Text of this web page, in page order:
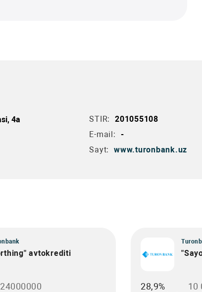
4a
STIR:
201055108
E-mail:
-
Sayt:
www.turonbank.uz
avtokrediti
28,9% 10